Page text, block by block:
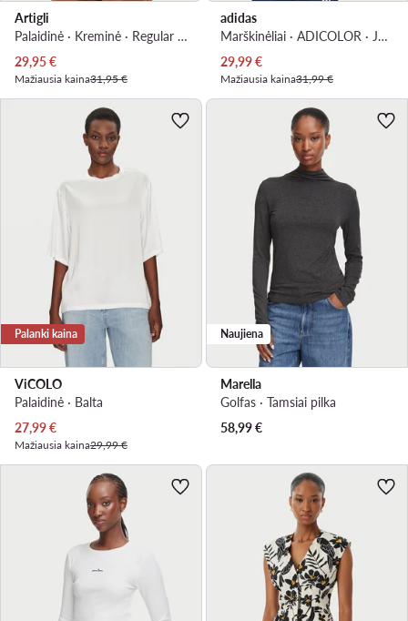
Artigli
Palaidinė · Kreminė · Regular Fit
Dabartinė kaina
29,95€
Mažiausia kaina31,95 €
adidas
Marškinėliai · ADICOLOR · Juoda
Dabartinė kaina
29,99€
Mažiausia kaina31,99 €
Palanki kaina
ViCOLO
Palaidinė · Balta
Dabartinė kaina
27,99€
Mažiausia kaina29,99 €
Naujiena
Marella
Golfas · Tamsiai pilka
58,99€